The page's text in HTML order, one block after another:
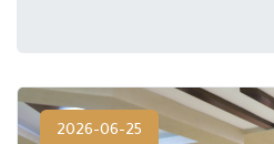
2026-06-25